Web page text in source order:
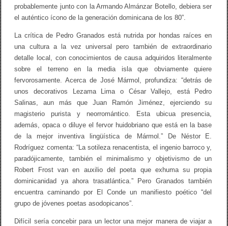
l
a
E
S
m
t
h
probablemente junto con la Armando Almánzar Botello, debiera ser
el auténtico ícono de la generación dominicana de los 80”.
La crítica de Pedro Granados está nutrida por hondas raíces en
una cultura a la vez universal pero también de extraordinario
detalle local, con conocimientos de causa adquiridos literalmente
sobre el terreno en la media isla que obviamente quiere
fervorosamente. Acerca de José Mármol, profundiza: “detrás de
unos decorativos Lezama Lima o César Vallejo, está Pedro
Salinas, aun más que Juan Ramón Jiménez, ejerciendo su
magisterio purista y neorromántico. Esta ubicua presencia,
además, opaca o diluye el fervor huidobriano que está en la base
de la mejor inventiva lingüística de Mármol.” De Néstor E.
Rodríguez comenta: “La sotileza renacentista, el ingenio barroco y,
paradójicamente, también el minimalismo y objetivismo de un
Robert Frost van en auxilio del poeta que exhuma su propia
dominicanidad ya ahora trasatlántica.” Pero Granados también
encuentra caminando por El Conde un manifiesto poético “del
grupo de jóvenes poetas asodopicanos”.
Difícil sería concebir para un lector una mejor manera de viajar a